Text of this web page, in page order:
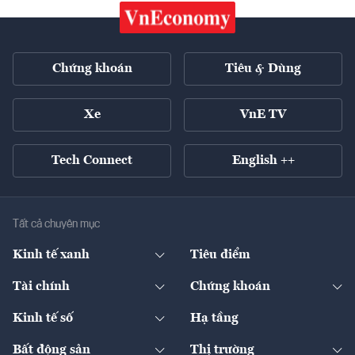
Chứng khoán Tiêu & Dùng
Xe VnE TV
Tech Connect English ++
Tất cả chuyên mục
Kinh tế xanh Tiêu điểm
Tài chính
Ngân hàng
Chứng khoán
Doanh nghiệp niêm yết
Kinh tế số
Sản phẩm - Thị trường
Hạ tầng
Bất động sản Thị trường